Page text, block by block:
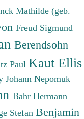
Mathilde (geb.
Freud Sigmund
Berendsohn
Paul Kaut Ellis
Johann Nepomuk
Bahr Hermann
Stefan Benjamin